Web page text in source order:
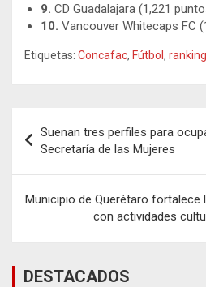
9. CD Guadalajara (1,221
10. Vancouver Whitecaps FC
Etiquetas: Concafac, Fútbol , ranking
de
entradas
Suenan tres perfiles para
Secretaría de las Mujeres
Municipio de Querétaro fortalece
con actividades
DESTACADOS